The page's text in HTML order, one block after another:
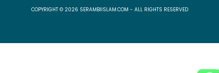
COPYRIGHT © 2026 SERAMBIISLAM.COM - ALL RIGHTS RESERVED